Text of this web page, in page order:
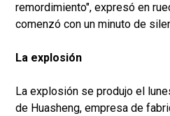
remordimiento", expresó en
comenzó con un minuto de
La explosión
La explosión se produjo el
de Huasheng, empresa de